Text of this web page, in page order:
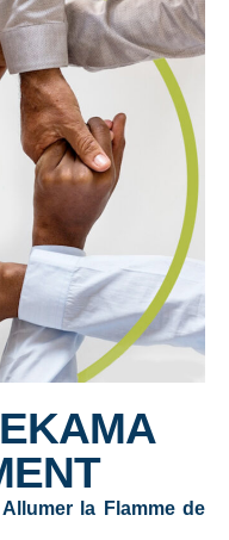
la Flamme de